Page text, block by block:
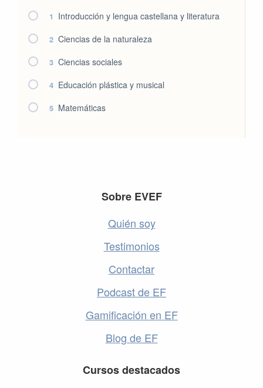
1 Introducción y lengua castellana y literatura
2 Ciencias de la naturaleza
3 Ciencias sociales
4 Educación plástica y musical
5 Matemáticas
Sobre EVEF
Quién soy
Testimonios
Contactar
Podcast de EF
Gamificación en EF
Blog de EF
Cursos destacados